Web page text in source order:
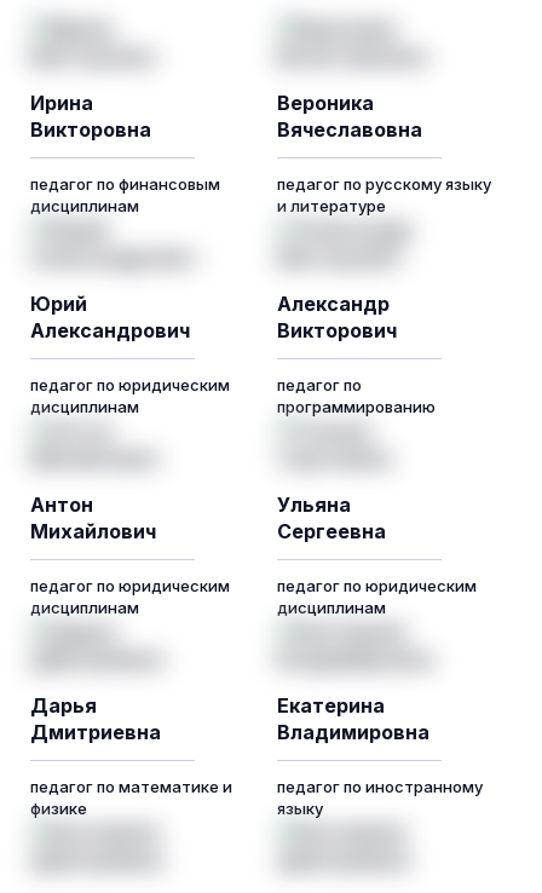
Ирина
Викторовна
педагог по финансовым
дисциплинам
Вероника
Вячеславовна
педагог по русскому языку
и литературе
Юрий
Александрович
педагог по юридическим
дисциплинам
Александр
Викторович
педагог по
программированию
Антон
Михайлович
педагог по юридическим
дисциплинам
Ульяна
Сергеевна
педагог по юридическим
дисциплинам
Дарья
Дмитриевна
педагог по математике и
физике
Екатерина
Владимировна
педагог по иностранному
языку